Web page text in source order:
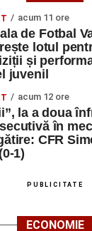
acum 11 ore
de Fotbal
lotul
și
juvenil
acum 12 ore
la a doua
în
CFR
1)
PUBLICITATE
ECONOMIE